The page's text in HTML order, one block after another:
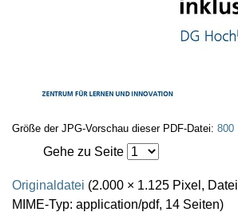
Größe der JPG-Vorschau dieser PDF-Datei: 800
Gehe zu Seite
Originaldatei (2.000 × 1.125 Pixel,
MIME-Typ: application/pdf, 14 Seiten)